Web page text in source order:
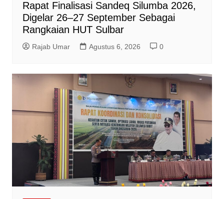
Rapat Finalisasi Sandeq Silumba 2026,
Digelar 26–27 September Sebagai
Rangkaian HUT Sulbar
Rajab Umar Agustus 6, 2026 0